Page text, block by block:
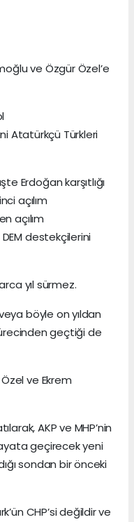
ve Özgür Özel’e
Atatürkçü Türkleri
Erdoğan karşıtlığı
açılım
açılım
destekçilerini
yıl sürmez.
böyle on yıldan
geçtiği de
ve Ekrem
AKP ve MHP’nin
geçirecek yeni
sondan bir önceki
CHP’si değildir ve